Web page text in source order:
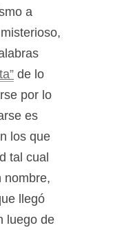
a
de lo
por lo
es
los que
tal cual
nombre,
llegó
luego de